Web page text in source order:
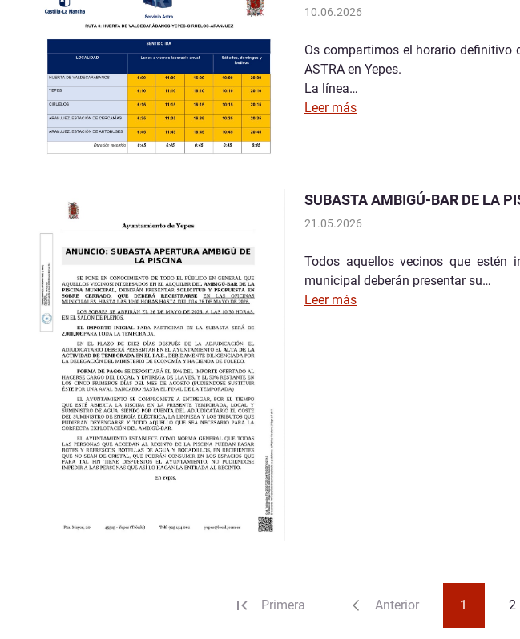
10.06.2026
Os compartimos el horario definitivo
ASTRA en Yepes.
La línea…
Leer más
SUBASTA AMBIGÚ-BAR DE LA
21.05.2026
Todos aquellos vecinos que estén
municipal deberán presentar su…
Leer más
Primera Anterior 1 2